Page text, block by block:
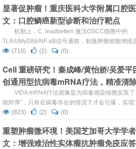
显著促肿瘤！重庆医科大学附属口腔
文：口腔鳞癌新型诊断和治疗靶点
机制上，C. leadbetteri 激活OSCC细胞中的
TLR4/MyD88/NF-κB信号通路，刺激肿瘤细胞增殖
子表达，从而招募肿瘤相关中性粒细胞，建立促肿
(710) (2) (0)
Cell 重磅研究！秦成峰/黄怡娇/吴爱平
创通用型抗病毒mRNA疗法，精准清
感染细胞
VIDA mRNA疗法就像是为病毒感染细胞安装了
能炸弹”，只有在病毒存在的情况下才会引爆，实现
的精准治疗。
(823) (2) (0)
重塑肿瘤微环境！美国芝加哥大学学
文：增强难治性实体瘤抗肿瘤免疫应